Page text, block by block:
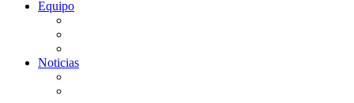
Equipo
Noticias